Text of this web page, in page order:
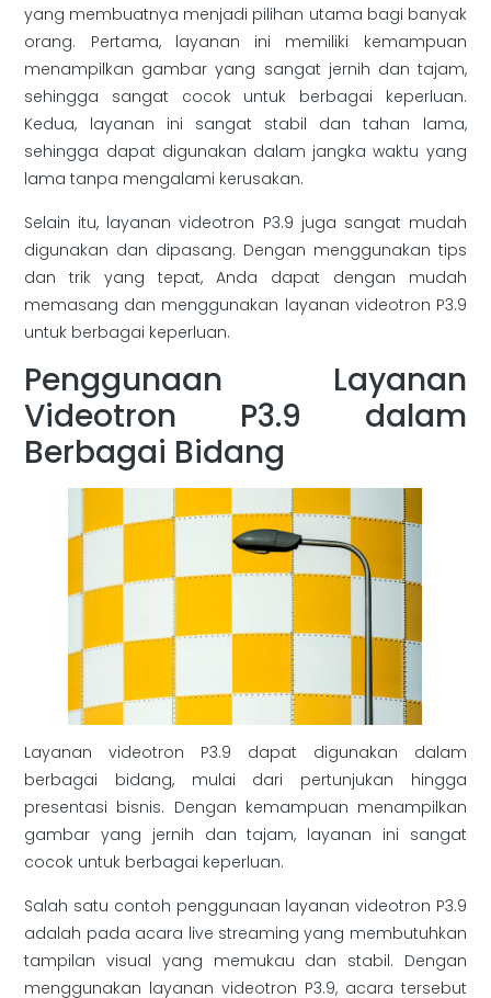
yang membuatnya menjadi pilihan utama bagi banyak
orang. Pertama, layanan ini memiliki kemampuan
menampilkan gambar yang sangat jernih dan tajam,
sehingga sangat cocok untuk berbagai keperluan.
Kedua, layanan ini sangat stabil dan tahan lama,
sehingga dapat digunakan dalam jangka waktu yang
lama tanpa mengalami kerusakan.
Selain itu, layanan videotron P3.9 juga sangat mudah
digunakan dan dipasang. Dengan menggunakan tips
dan trik yang tepat, Anda dapat dengan mudah
memasang dan menggunakan layanan videotron P3.9
untuk berbagai keperluan.
Penggunaan Layanan
Videotron P3.9 dalam
Berbagai Bidang
Layanan videotron P3.9 dapat digunakan dalam
berbagai bidang, mulai dari pertunjukan hingga
presentasi bisnis. Dengan kemampuan menampilkan
gambar yang jernih dan tajam, layanan ini sangat
cocok untuk berbagai keperluan.
Salah satu contoh penggunaan layanan videotron P3.9
adalah pada acara live streaming yang membutuhkan
tampilan visual yang memukau dan stabil. Dengan
menggunakan layanan videotron P3.9, acara tersebut